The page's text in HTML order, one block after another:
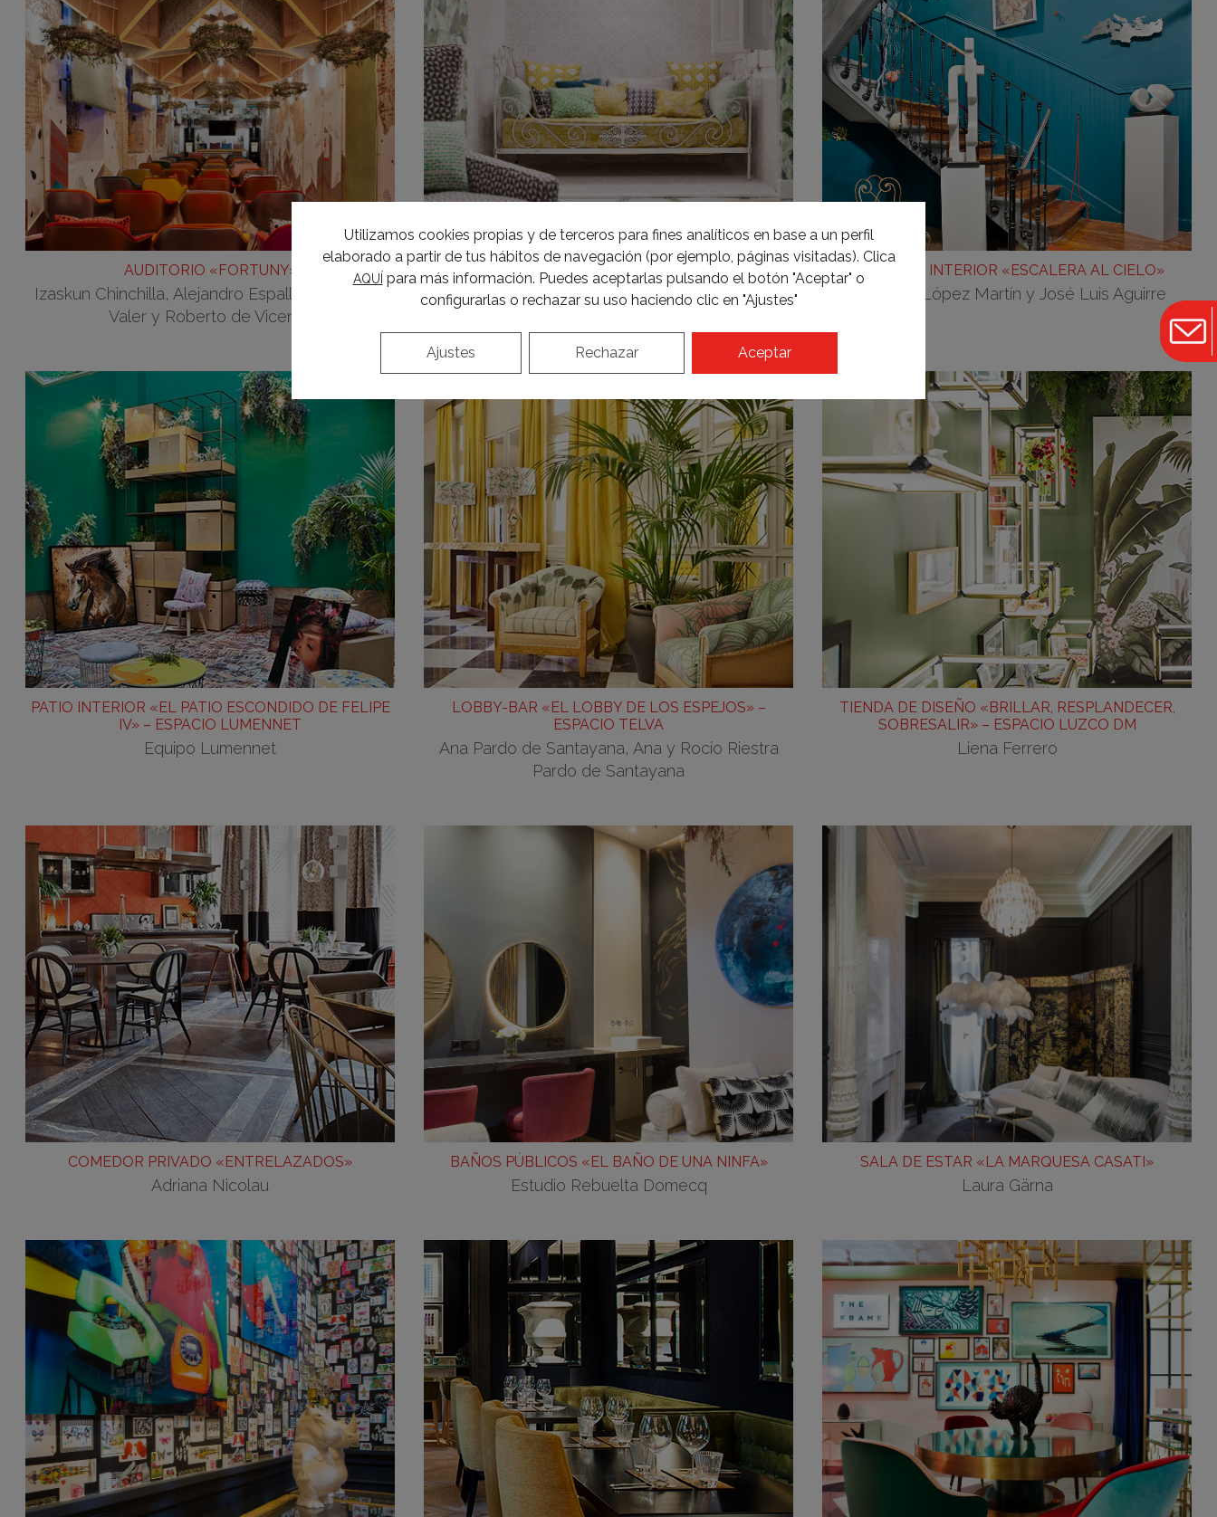
AUDITORIO «FORTUNY»
Izaskun Chinchilla, Alejandro Espallargas, Jesús
Valer y Roberto de Vicente
BAÑOS PÚBLICOS «OASIS»
Leticia Peironcely y Carlos Albánez
ESCALERA INTERIOR «ESCALERA AL CIELO»
Sonsoles López Martín y José Luis Aguirre
PATIO INTERIOR «EL PATIO ESCONDIDO DE FELIPE
IV» – ESPACIO LUMENNET
Equipo Lumennet
LOBBY-BAR «EL LOBBY DE LOS ESPEJOS» –
ESPACIO TELVA
Ana Pardo de Santayana, Ana y Rocío Riestra
Pardo de Santayana
TIENDA DE DISEÑO «BRILLAR, RESPLANDECER,
SOBRESALIR» – ESPACIO LUZCO DM
Liena Ferrero
COMEDOR PRIVADO «ENTRELAZADOS»
Adriana Nicolau
BAÑOS PÚBLICOS «EL BAÑO DE UNA NINFA»
Estudio Rebuelta Domecq
SALA DE ESTAR «LA MARQUESA CASATI»
Laura Gärna
Utilizamos cookies propias y de terceros para fines analíticos en base a un perfil
elaborado a partir de tus hábitos de navegación (por ejemplo, páginas visitadas). Clica
AQUÍ para más información. Puedes aceptarlas pulsando el botón "Aceptar" o
configurarlas o rechazar su uso haciendo clic en "Ajustes"
Aceptar
Rechazar
Ajustes